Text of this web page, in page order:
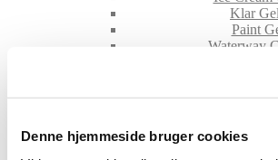
Denne hjemmeside bruger cookies
Klar
Paint
Waterway
NEGLE
Folie
Hygiejne
Maskiner og